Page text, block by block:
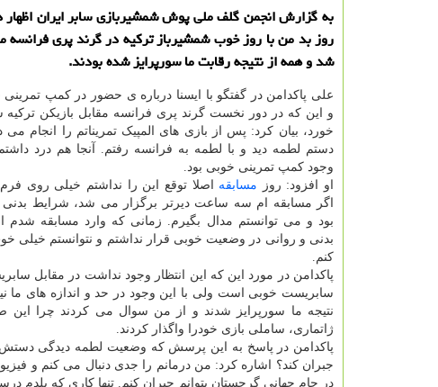
به گزارش انجمن گلف ملی پوش شمشیربازی سابر ایران
روز بد من با روز خوب شمشیرباز ترکیه در گرند پری
شد و همه از نتیجه رقابت ما سورپرایز شده بودند.
علی پاکدامن در گفتگو با ایسنا درباره ی حضور در کمپ تمرینی
و این که در دور نخست گرند پری فرانسه مقابل بازیکن
خورد، بیان کرد: پس از بازی های المپیک تمریناتم را انجام می
دستم لطمه دید و با لطمه به فرانسه رفتم. آنجا هم درد
وجود کمپ تمرینی خوبی بود.
او افزود: روز مسابقه اصلا توقع این را نداشتم خیلی روی فرم
اگر مسابقه ام سه ساعت دیرتر برگزار می شد، شرایط بدنی
بود و می توانستم مدال بگیرم. زمانی که وارد مسابقه شدم
بدنی و روانی در وضعیت خوبی قرار نداشتم و نتوانستم خیلی
کنم.
پاکدامن در مورد این که این انتظار وجود نداشت در مقابل
سابریست خوبی است ولی با این وجود در حد و اندازه های
نتیجه ما سورپرایز شدند و از من سوال می کردند چرا
ژاتماری، ساملی بازی خودرا واگذار کردند.
پاکدامن در پاسخ به این پرسش که وضعیت لطمه دیدگی دستش
جبران کند؟ اشاره کرد: من درمانم را جدی دنبال می کنم و
در جام جهانی گرجستان بتوانم جبران کنم. تنها کاری که